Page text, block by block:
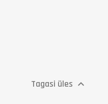
Tagasi üles 